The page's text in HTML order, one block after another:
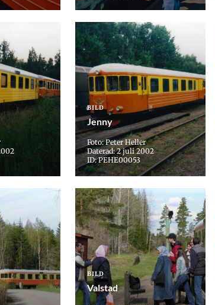
BILD
Jenny
Foto: Peter Heller
Daterad: 2 juli 2002
ID: PEHE00053
BILD
Valstad